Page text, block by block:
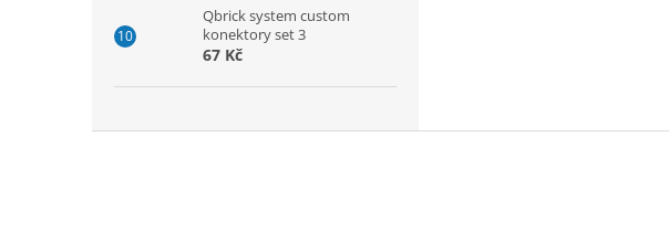
Qbrick system custom
konektory set 3
67 Kč